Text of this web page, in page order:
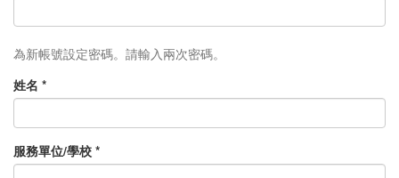
為新帳號設定密碼。請輸入兩次密碼。
姓名 *
服務單位/學校 *